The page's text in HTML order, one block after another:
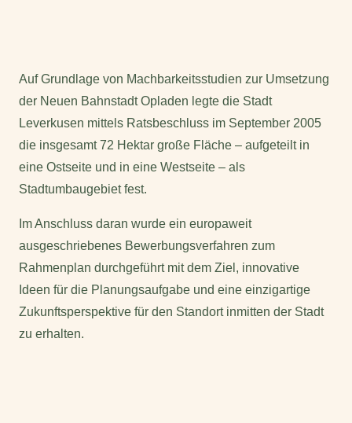
Auf Grundlage von Machbarkeitsstudien zur Umsetzung
der Neuen Bahnstadt Opladen legte die Stadt
Leverkusen mittels Ratsbeschluss im September 2005
die insgesamt 72 Hektar große Fläche – aufgeteilt in
eine Ostseite und in eine Westseite – als
Stadtumbaugebiet fest.
Im Anschluss daran wurde ein europaweit
ausgeschriebenes Bewerbungsverfahren zum
Rahmenplan durchgeführt mit dem Ziel, innovative
Ideen für die Planungsaufgabe und eine einzigartige
Zukunftsperspektive für den Standort inmitten der Stadt
zu erhalten.